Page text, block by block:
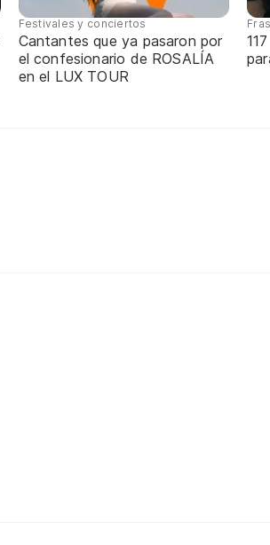
Festivales y conciertos
Cantantes que ya pasaron por
el confesionario de ROSALÍA
en el LUX TOUR